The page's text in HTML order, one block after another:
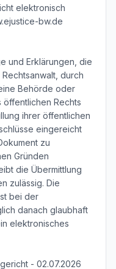
elektronisch
bw.de
und Erklärungen, die
durch
Behörde oder
Rechts
ihrer öffentlichen
eingereicht
zu
Gründen
die Übermittlung
zulässig. Die
bei der
danach glaubhaft
elektronisches
- 02.07.2026